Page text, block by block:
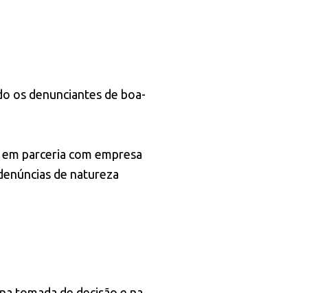
os denunciantes de boa-
parceria com empresa
de natureza